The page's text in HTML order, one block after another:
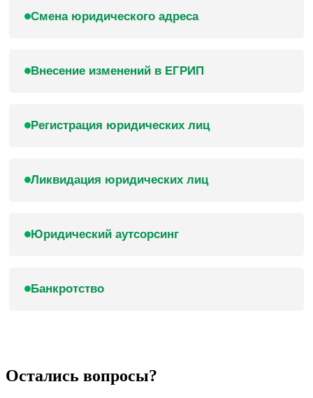
Смена юридического адреса
Внесение изменений в ЕГРИП
Регистрация юридических лиц
Ликвидация юридических лиц
Юридический аутсорсинг
Банкротство
Остались вопросы?